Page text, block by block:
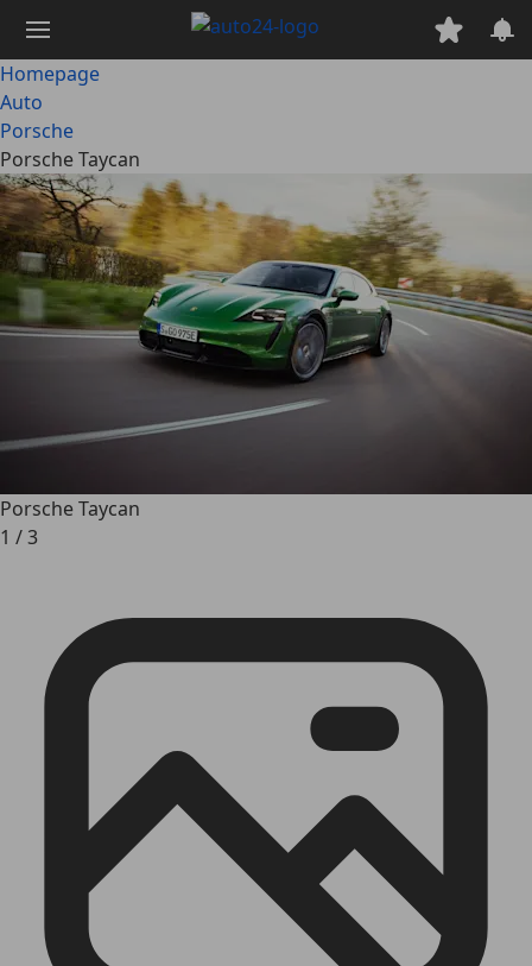
naar
hoofdinhoud
Homepage
Auto
Porsche
Porsche Taycan
Porsche Taycan
1 /3